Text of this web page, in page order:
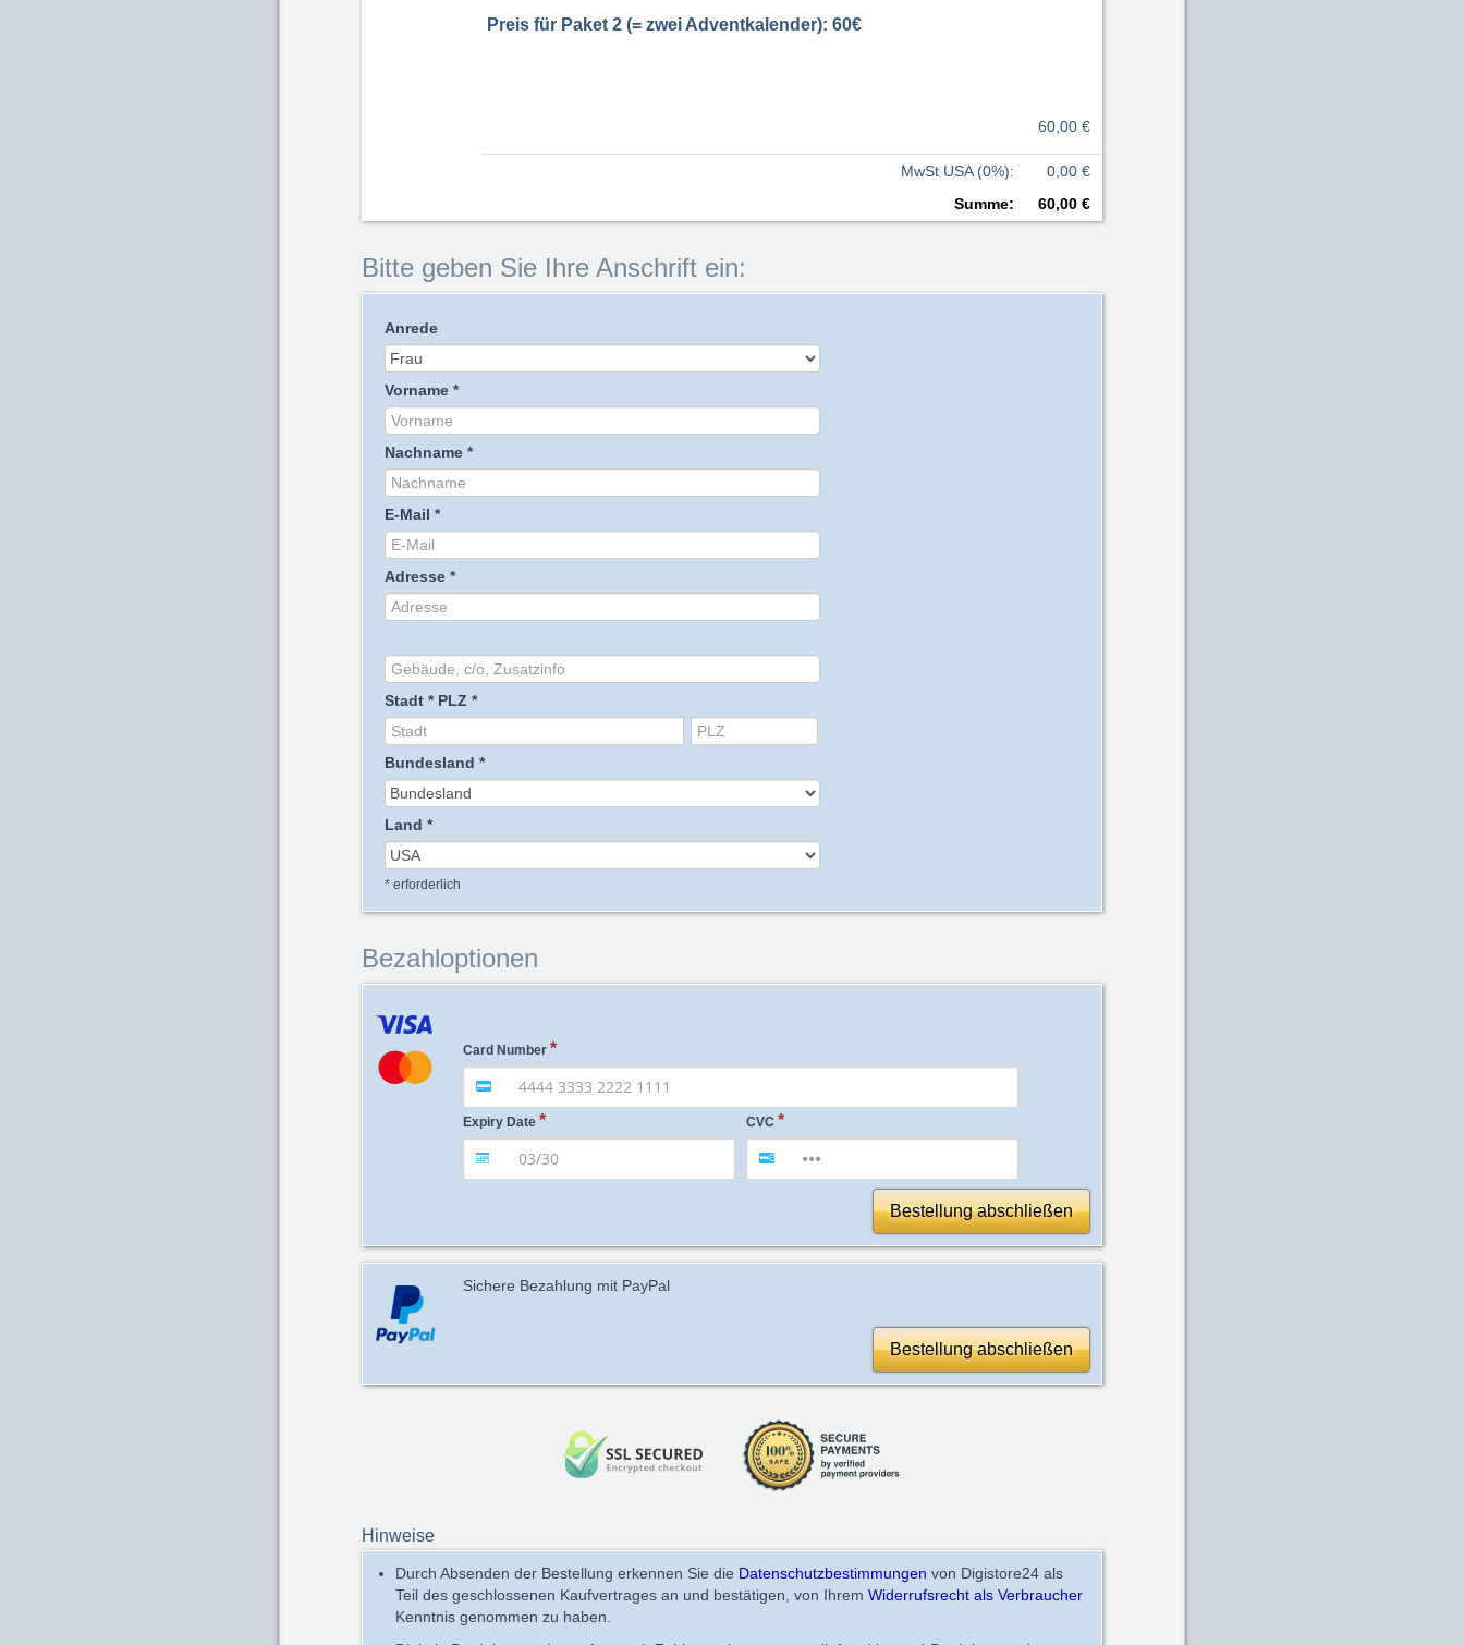
Preis für Paket 2 (= zwei Adventkalender): 60€
60,00 €
MwSt USA (0%):
0,00 €
Summe: 60,00 €
Bitte geben Sie Ihre Anschrift ein:
Anrede
Vorname *
Nachname *
E-Mail *
Adresse *
Stadt * PLZ *
Bundesland *
Land *
* erforderlich
Bezahloptionen
Card Number
Expiry Date CVC
Bestellung abschließen
Sichere Bezahlung mit PayPal
Bestellung abschließen
Hinweise
Durch Absenden der Bestellung erkennen Sie die Datenschutzbestimmungen von Digistore24 als
Teil des geschlossenen Kaufvertrages an und bestätigen, von Ihrem Widerrufsrecht als Verbraucher
Kenntnis genommen zu haben.